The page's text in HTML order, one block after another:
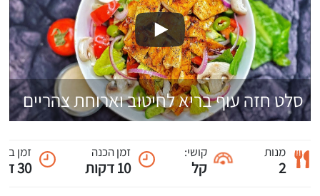
סלט חזה עוף בריא לחיטוב וארוחת צהריים
מנות
2
קושי:
קל
זמן הכנה
10 דקות
זמן
30 דקות